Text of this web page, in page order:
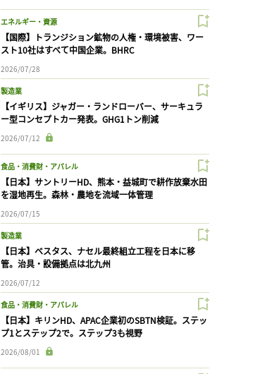
エネルギー・資源
【国際】トランジション鉱物の人権・環境被害、ワー
スト10社はすべて中国企業。BHRC
2026/07/28
製造業
【イギリス】ジャガー・ランドローバー、サーキュラ
ー型コンセプトカー発表。GHG1トン削減
2026/07/12
食品・消費財・アパレル
【日本】サントリーHD、熊本・益城町で耕作放棄水田
を湿地再生。森林・農地を流域一体管理
2026/07/15
製造業
【日本】ベスタス、ナセル最終組立工程を日本に移
管。治具・設備拠点は北九州
2026/07/12
食品・消費財・アパレル
【日本】キリンHD、APAC企業初のSBTN検証。ステッ
プ1とステップ2で。ステップ3も視野
2026/08/01